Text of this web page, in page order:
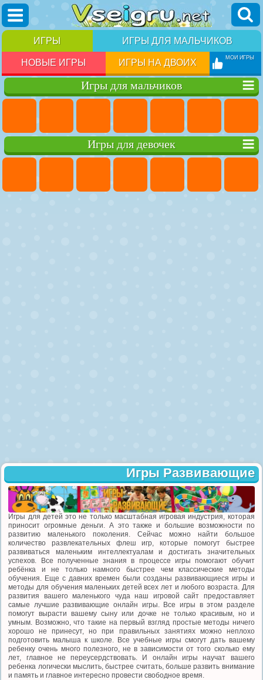
ИГРЫ ИГРЫ ДЛЯ МАЛЬЧИКОВ
НОВЫЕ ИГРЫ ИГРЫ НА ДВОИХ МОИ ИГРЫ
Игры для мальчиков
Игры для девочек
Игры Развивающие
Игры для детей это не только масштабная игровая индустрия, которая
приносит огромные деньги. А это также и большие возможности по
развитию маленького поколения. Сейчас можно найти большое
количество развлекательных флеш игр, которые помогут быстрее
развиваться маленьким интеллектуалам и достигать значительных
успехов. Все полученные знания в процессе игры помогают обучит
ребёнка и не только намного быстрее чем классические методы
обучения. Еще с давних времен были созданы развивающиеся игры и
методы для обучения маленьких детей всех лет и любого возраста. Для
развития вашего маленького чуда наш игровой сайт предоставляет
самые лучшие развивающие онлайн игры. Все игры в этом разделе
помогут вырасти вашему сыну или дочке не только красивым, но и
умным. Возможно, что такие на первый взгляд простые методы ничего
хорошо не принесут, но при правильных занятиях можно неплохо
подготовить малыша к школе. Все учебные игры смогут дать вашему
ребенку очень много полезного, не в зависимости от того сколько ему
лет, главное не переусердствовать. И онлайн игры научат вашего
ребенка логически мыслить, быстрее считать, больше развить внимание
и память и главное интересно провести свободное время.